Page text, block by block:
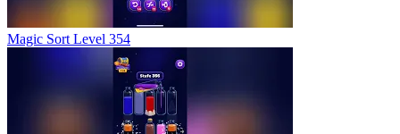
Magic Sort Level 354